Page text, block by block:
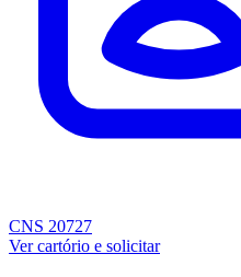
CNS 20727
Ver cartório e solicitar